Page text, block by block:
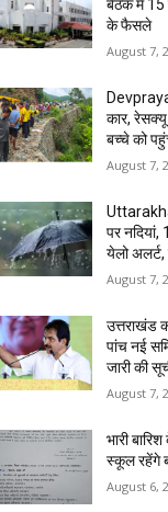
बैठक में 15
के फैसले
August 7,
कार,
बच्चे को
August 7,
पर
येलो
August 7,
उत्तराखंड
पांच नई
जारी की
August 7,
भारी
स्कूल रहेंगे
August 6,